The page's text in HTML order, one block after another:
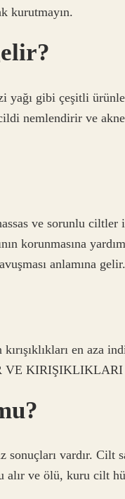
kurutmayın.
yağı gibi çeşitli
nemlendirir ve
ve sorunlu
korunmasına
anlamına gelir.
en aza
VE KIRIŞIKLIKLARI
vardır. Cilt
alır ve ölü, kuru cilt